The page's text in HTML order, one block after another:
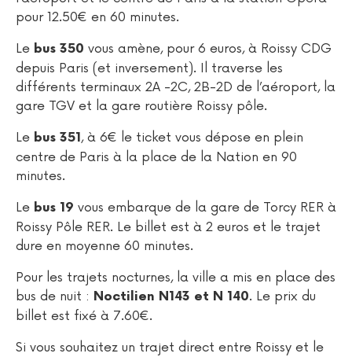
pour 12.50€ en 60 minutes.
Le bus 350 vous amène, pour 6 euros, à Roissy CDG
depuis Paris (et inversement). Il traverse les
différents terminaux 2A -2C, 2B-2D de l’aéroport, la
gare TGV et la gare routière Roissy pôle.
Le bus 351, à 6€ le ticket vous dépose en plein
centre de Paris à la place de la Nation en 90
minutes.
Le bus 19 vous embarque de la gare de Torcy RER à
Roissy Pôle RER. Le billet est à 2 euros et le trajet
dure en moyenne 60 minutes.
Pour les trajets nocturnes, la ville a mis en place des
bus de nuit : Noctilien N143 et N 140. Le prix du
billet est fixé à 7.60€.
Si vous souhaitez un trajet direct entre Roissy et le